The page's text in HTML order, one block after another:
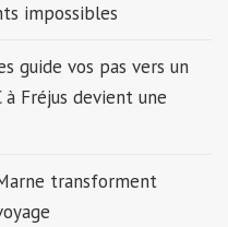
impossibles
guide vos pas vers un
Fréjus devient une
transforment